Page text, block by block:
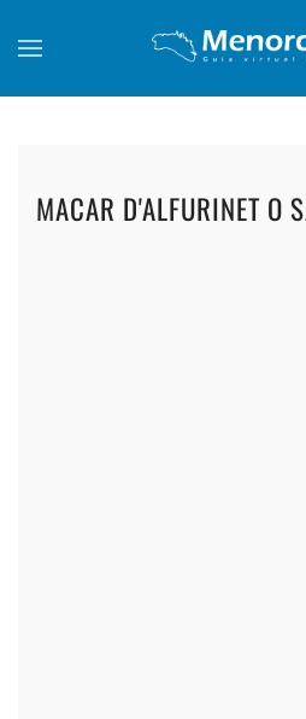
Skip to main content
MACAR D'ALFURINET O